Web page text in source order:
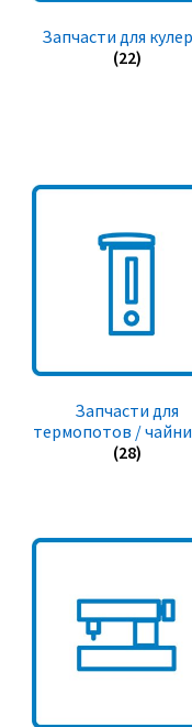
Запчасти для
(22)
Запчасти для
термопотов /
(28)